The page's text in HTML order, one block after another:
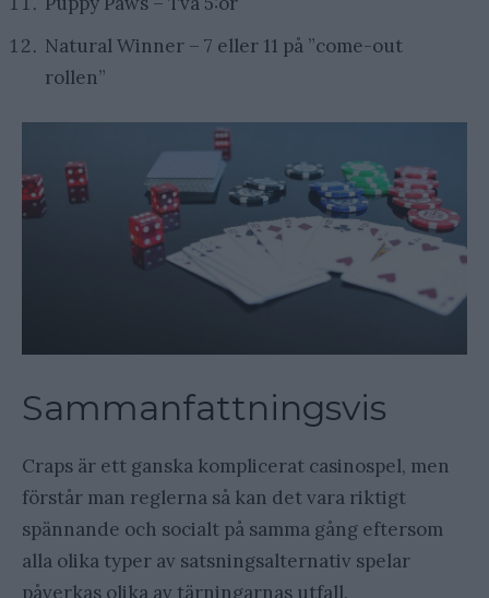
Natural Winner – 7 eller 11 på ”come-out
rollen”
Sammanfattningsvis
Craps är ett ganska komplicerat casinospel, men
förstår man reglerna så kan det vara riktigt
spännande och socialt på samma gång eftersom
alla olika typer av satsningsalternativ spelar
påverkas olika av tärningarnas utfall.